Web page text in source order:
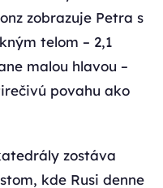
zobrazuje Petra s
telom – 2,1
malou hlavou –
povahu ako
zostáva
kde Rusi denne